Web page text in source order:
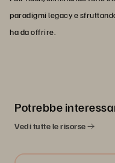
paradigmi legacy e
ha da offrire.
Potrebbe
Vedi tutte le risorse